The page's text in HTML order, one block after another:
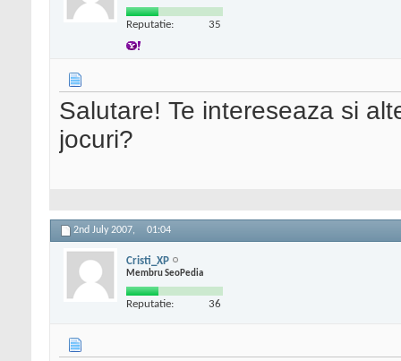
Reputatie: 35
Salutare! Te intereseaza si
jocuri?
2nd July 2007, 01:04
Cristi_XP
Membru SeoPedia
Reputatie: 36